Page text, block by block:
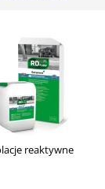
reaktywne